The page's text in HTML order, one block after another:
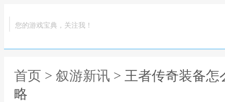
您的游戏宝典，关注我！
首页 > 叙游新讯 > 王者传奇装备
略